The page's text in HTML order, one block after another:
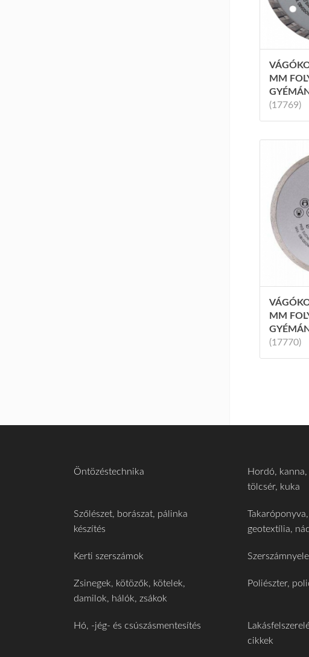
MM
(17769)
MM
(17770)
Öntözéstechnika
Hordó, kanna,
tölcsér, kuka
Szőlészet, borászat, pálinka
készítés
geotextília,
Kerti szerszámok
Zsinegek, kötözők, kötelek,
damilok, hálók, zsákok
Poliészter,
Hó, -jég- és csúszásmentesítés
cikkek